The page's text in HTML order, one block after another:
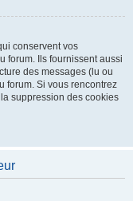
conservent vos
forum. Ils fournissent aussi
des messages (lu ou
forum. Si vous rencontrez
suppression des cookies